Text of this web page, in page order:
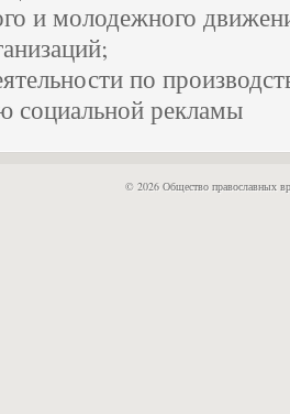
и молодежного
по
социальной рекламы
© 2026 Общество православных